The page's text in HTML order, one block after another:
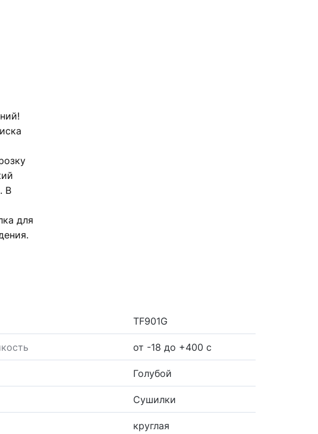
В
для
TF901G
от -18 до +400 с
Голубой
Сушилки
круглая